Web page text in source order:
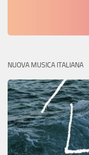
NUOVA MUSICA ITALIANA